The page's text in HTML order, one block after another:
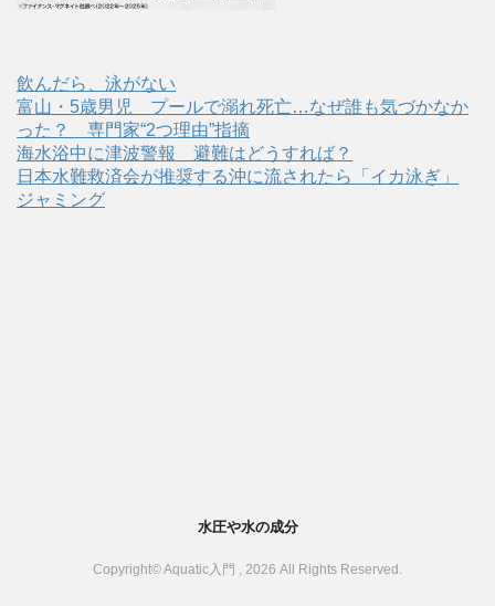
飲んだら、泳がない
富山・5歳男児 プールで溺れ死亡…なぜ誰も気づかなか
った？ 専門家“2つ理由”指摘
海水浴中に津波警報 避難はどうすれば？
日本水難救済会が推奨する沖に流されたら「イカ泳ぎ」
ジャミング
水圧や水の成分
Copyright© Aquatic入門 , 2026 All Rights Reserved.